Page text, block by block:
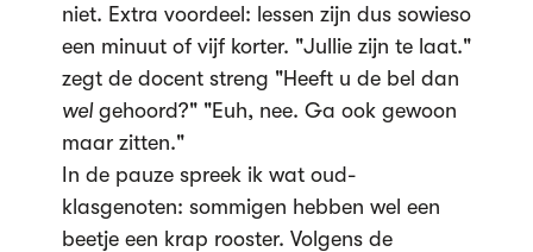
niet. Extra voordeel: lessen zijn dus sowieso
een minuut of vijf korter. "Jullie zijn te laat."
zegt de docent streng "Heeft u de bel dan
wel gehoord?" "Euh, nee. Ga ook gewoon
maar zitten."
In de pauze spreek ik wat oud-
klasgenoten: sommigen hebben wel een
beetje een krap rooster. Volgens de